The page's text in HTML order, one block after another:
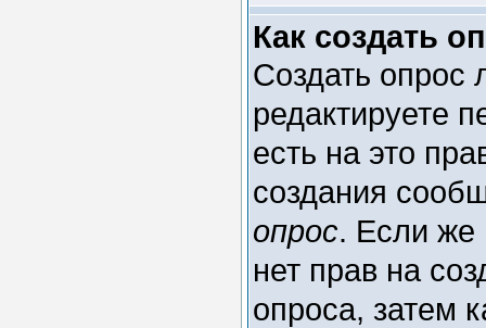
Как создать
Создать опрос
редактируете
есть на это
создания
опрос. Если же
нет прав на
опроса, затем